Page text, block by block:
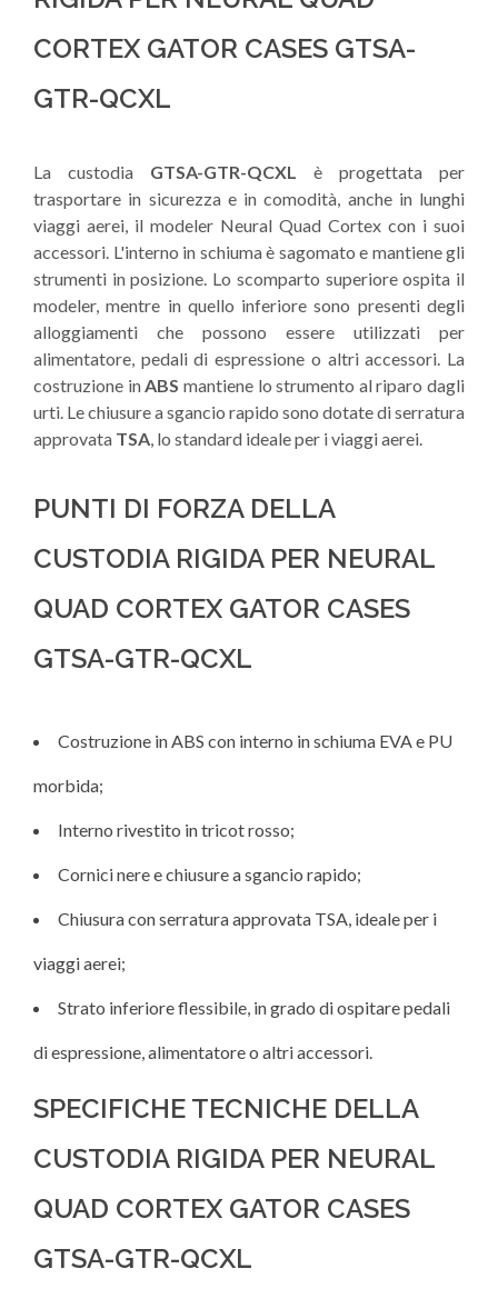
CORTEX GATOR CASES GTSA-
GTR-QCXL
La custodia GTSA-GTR-QCXL è progettata per
trasportare in sicurezza e in comodità, anche in lunghi
viaggi aerei, il modeler Neural Quad Cortex con i suoi
accessori. L'interno in schiuma è sagomato e mantiene gli
strumenti in posizione. Lo scomparto superiore ospita il
modeler, mentre in quello inferiore sono presenti degli
alloggiamenti che possono essere utilizzati per
alimentatore, pedali di espressione o altri accessori. La
costruzione inABS mantiene lo strumento al riparo dagli
urti. Le chiusure a sgancio rapido sono dotate di serratura
approvata TSA, lo standard ideale per i viaggi aerei.
PUNTI DI FORZA DELLA
CUSTODIA RIGIDA PER NEURAL
QUAD CORTEX GATOR CASES
GTSA-GTR-QCXL
Costruzione in ABS con interno in schiuma EVA e PU
morbida;
Interno rivestito in tricot rosso;
Cornici nere e chiusure a sgancio rapido;
Chiusura con serratura approvata TSA, ideale per i
viaggi aerei;
Strato inferiore flessibile, in grado di ospitare pedali
di espressione, alimentatore o altri accessori.
SPECIFICHE TECNICHE DELLA
CUSTODIA RIGIDA PER NEURAL
QUAD CORTEX GATOR CASES
GTSA-GTR-QCXL